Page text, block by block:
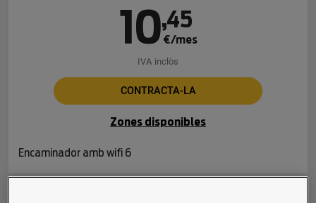
10,45
€/mes
IVA inclòs
CONTRACTA-LA
Zones disponibles
Encaminador amb wifi 6